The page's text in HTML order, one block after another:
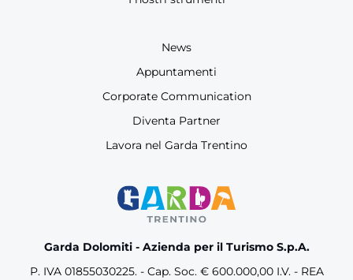
Garda Dolomiti - Azienda per il Turismo S.p.A.
P. IVA 01855030225. - Cap. Soc. € 600.000,00 I.V. - REA
News
Appuntamenti
Corporate Communication
Diventa Partner
Lavora nel Garda Trentino